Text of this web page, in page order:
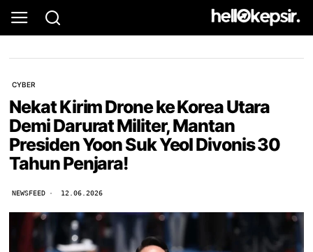
CYBER
Nekat Kirim Drone ke Korea Utara
Demi Darurat Militer, Mantan
Presiden Yoon Suk Yeol Divonis 30
Tahun Penjara!
NEWSFEED 12.06.2026